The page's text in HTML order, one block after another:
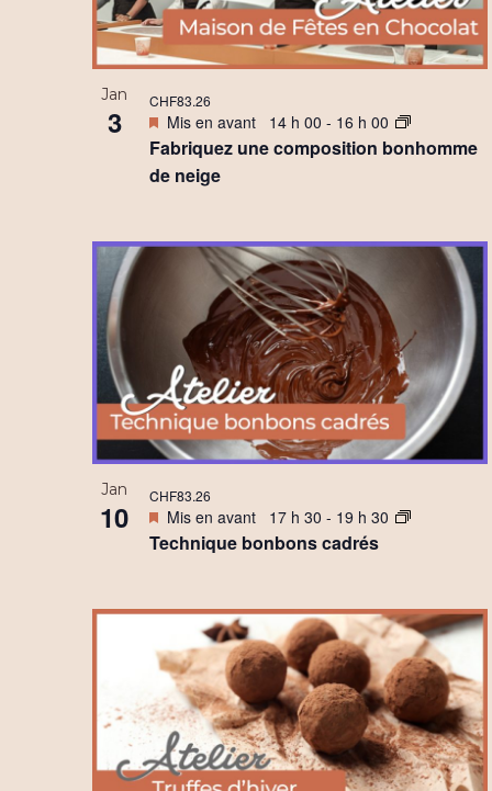
s
É
v
è
m
e
n
t
s
w
Jan
3
Fabriquez une composition bonhomme
de neige
Mis en avant 14 h 00 - 16 h 00
CHF83.26
Jan
10
Technique bonbons cadrés
Mis en avant 17 h 30 - 19 h 30
CHF83.26